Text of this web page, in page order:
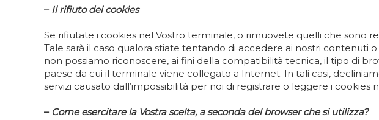
– Il rifiuto dei cookies
Se rifiutate i cookies nel Vostro terminale, o rimuovete quelli che sono
Tale sarà il caso qualora stiate tentando di accedere ai nostri contenuti
non possiamo riconoscere, ai fini della compatibilità tecnica, il tipo di
paese da cui il terminale viene collegato a Internet. In tali casi,
servizi causato dall’impossibilità per noi di registrare o leggere i
– Come esercitare la Vostra scelta, a seconda del browser che si utilizza?